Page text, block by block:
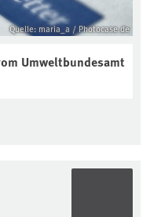
Quelle: maria_a / Photocase.de
Umweltbundesamt